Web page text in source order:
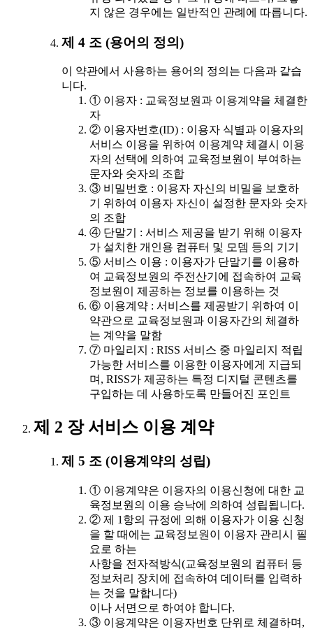
지 않은 경우에는 일반적인 관례에 따릅니다.
제 4 조 (용어의 정의)
이 약관에서 사용하는 용어의 정의는 다음과 같습
니다.
① 이용자 : 교육정보원과 이용계약을 체결한
자
② 이용자번호(ID) : 이용자 식별과 이용자의
서비스 이용을 위하여 이용계약 체결시 이용
자의 선택에 의하여 교육정보원이 부여하는
문자와 숫자의 조합
③ 비밀번호 : 이용자 자신의 비밀을 보호하
기 위하여 이용자 자신이 설정한 문자와 숫자
의 조합
④ 단말기 : 서비스 제공을 받기 위해 이용자
가 설치한 개인용 컴퓨터 및 모뎀 등의 기기
⑤ 서비스 이용 : 이용자가 단말기를 이용하
여 교육정보원의 주전산기에 접속하여 교육
정보원이 제공하는 정보를 이용하는 것
⑥ 이용계약 : 서비스를 제공받기 위하여 이
약관으로 교육정보원과 이용자간의 체결하
는 계약을 말함
⑦ 마일리지 : RISS 서비스 중 마일리지 적립
가능한 서비스를 이용한 이용자에게 지급되
며, RISS가 제공하는 특정 디지털 콘텐츠를
구입하는 데 사용하도록 만들어진 포인트
제 2 장 서비스 이용 계약
제 5 조 (이용계약의 성립)
① 이용계약은 이용자의 이용신청에 대한 교
육정보원의 이용 승낙에 의하여 성립됩니다.
② 제 1항의 규정에 의해 이용자가 이용 신청
을 할 때에는 교육정보원이 이용자 관리시 필
요로 하는
사항을 전자적방식(교육정보원의 컴퓨터 등
정보처리 장치에 접속하여 데이터를 입력하
는 것을 말합니다)
이나 서면으로 하여야 합니다.
③ 이용계약은 이용자번호 단위로 체결하며,